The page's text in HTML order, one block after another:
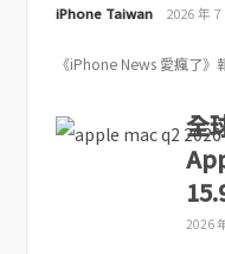
iPhone Taiwan 2026 年
《iPhone News 愛瘋了
全
2026